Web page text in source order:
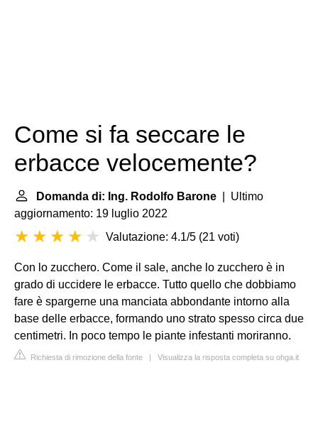
Come si fa seccare le
erbacce velocemente?
Domanda di: Ing. Rodolfo Barone | Ultimo
aggiornamento: 19 luglio 2022
Valutazione: 4.1/5 (21 voti)
Con lo zucchero. Come il sale, anche lo zucchero è in
grado di uccidere le erbacce. Tutto quello che dobbiamo
fare è spargerne una manciata abbondante intorno alla
base delle erbacce, formando uno strato spesso circa due
centimetri. In poco tempo le piante infestanti moriranno.
Richiesta di rimozione della fonte | Visualizza la risposta completa su ohga.it